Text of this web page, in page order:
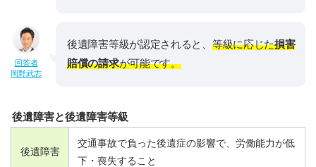
回答者
岡野武志
後遺障害等級が認定されると、 等級に応じた損害
賠償の請求が可能です。
後遺障害と後遺障害等級
後遺障害
交通事故で負った後遺症の影響で、労働能力が低
下・喪失すること